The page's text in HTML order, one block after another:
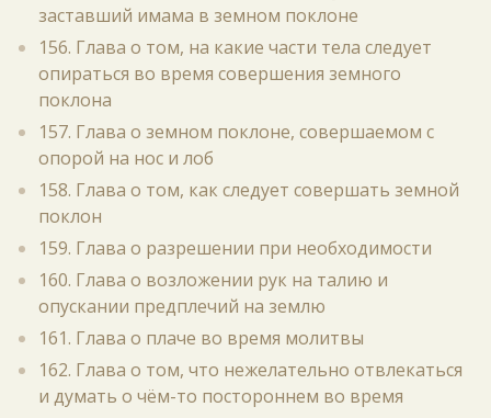
заставший имама в земном поклоне
156. Глава о том, на какие части тела следует
опираться во время совершения земного
поклона
157. Глава о земном поклоне, совершаемом с
опорой на нос и лоб
158. Глава о том, как следует совершать земной
поклон
159. Глава о разрешении при необходимости
160. Глава о возложении рук на талию и
опускании предплечий на землю
161. Глава о плаче во время молитвы
162. Глава о том, что нежелательно отвлекаться
и думать о чём-то постороннем во время